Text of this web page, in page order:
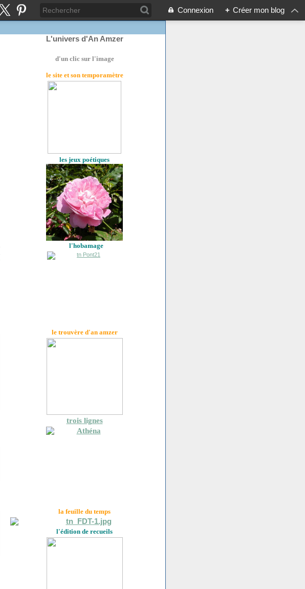
Connexion + Créer mon blog
L'univers d'An Amzer
d'un clic sur l'image
le site et son temporamètre
les jeux poétiques
l'hobamage
le trouvère d'an amzer
trois lignes
la feuille du temps
l'édition de recueils